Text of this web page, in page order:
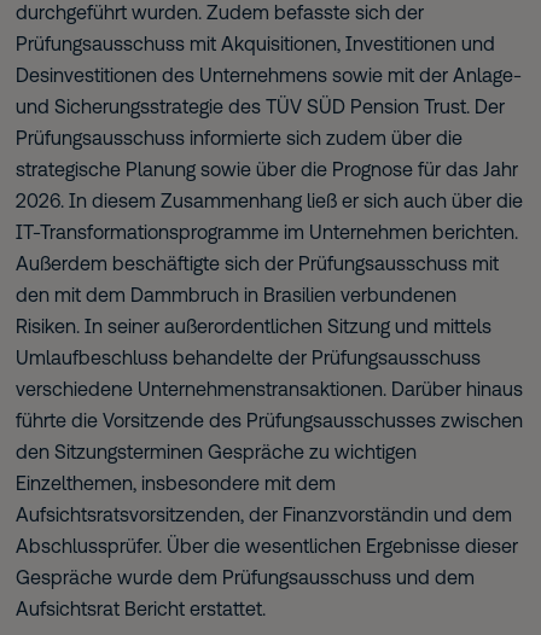
durchgeführt wurden. Zudem befasste sich der
Prüfungsausschuss mit Akquisitionen, Investitionen und
Desinvestitionen des Unternehmens sowie mit der Anlage-
und Sicherungsstrategie des TÜV SÜD Pension Trust. Der
Prüfungsausschuss informierte sich zudem über die
strategische Planung sowie über die Prognose für das Jahr
2026. In diesem Zusammenhang ließ er sich auch über die
IT-Transformationsprogramme im Unternehmen berichten.
Außerdem beschäftigte sich der Prüfungsausschuss mit
den mit dem Dammbruch in Brasilien verbundenen
Risiken. In seiner außerordentlichen Sitzung und mittels
Umlaufbeschluss behandelte der Prüfungsausschuss
verschiedene Unternehmenstransaktionen. Darüber hinaus
führte die Vorsitzende des Prüfungsausschusses zwischen
den Sitzungsterminen Gespräche zu wichtigen
Einzelthemen, insbesondere mit dem
Aufsichtsratsvorsitzenden, der Finanzvorständin und dem
Abschlussprüfer. Über die wesentlichen Ergebnisse dieser
Gespräche wurde dem Prüfungsausschuss und dem
Aufsichtsrat Bericht erstattet.